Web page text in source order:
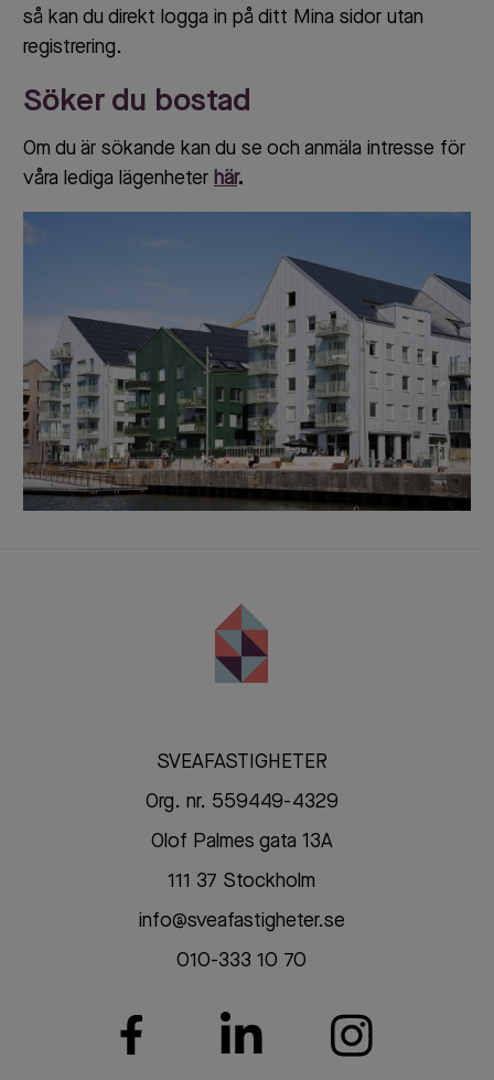
så kan du direkt logga in på ditt Mina sidor utan
registrering.
Söker du bostad
Om du är sökande kan du se och anmäla intresse för
våra lediga lägenheter här.
SVEAFASTIGHETER
Org. nr. 559449-4329
Olof Palmes gata 13A
111 37 Stockholm
info@sveafastigheter.se
010-333 10 70